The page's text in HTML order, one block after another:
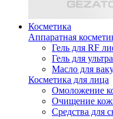
Косметика
Аппаратная
Гель для RF
Гель для
Масло для
Косметика для лица
Омоложение
Очищение
Средства для